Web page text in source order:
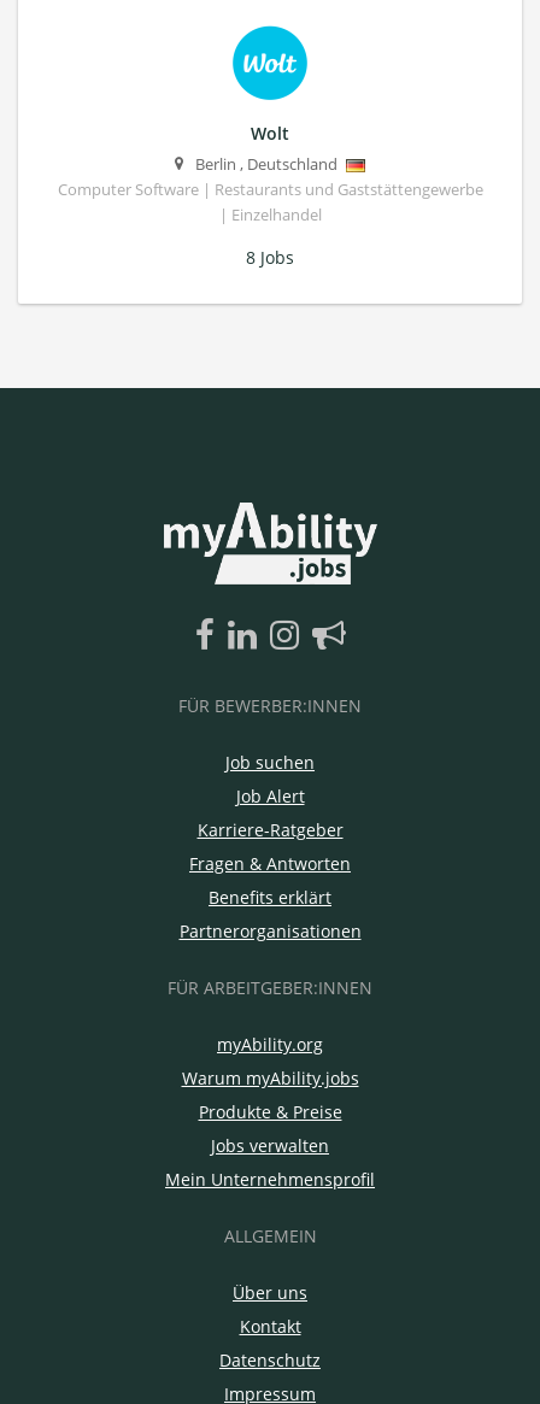
Wolt
Berlin , Deutschland
Computer Software | Restaurants und Gaststättengewerbe
| Einzelhandel
8 Jobs
FÜR BEWERBER:INNEN
Job suchen
Job Alert
Karriere-Ratgeber
Fragen & Antworten
Benefits erklärt
Partnerorganisationen
FÜR ARBEITGEBER:INNEN
myAbility.org
Warum myAbility.jobs
Produkte & Preise
Jobs verwalten
Mein Unternehmensprofil
ALLGEMEIN
Über uns
Kontakt
Datenschutz
Impressum